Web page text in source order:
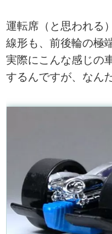
運転席（と思われる
線形も、前後輪の極
実際にこんな感じの
するんですが、なん